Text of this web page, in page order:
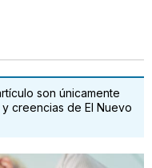
son únicamente
creencias de El Nuevo